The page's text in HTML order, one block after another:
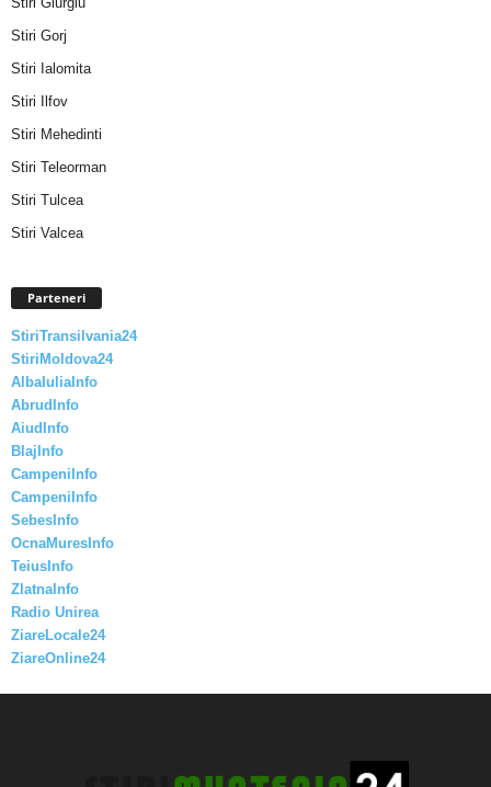
Stiri Gorj
Stiri Ialomita
Stiri Ilfov
Stiri Mehedinti
Stiri Teleorman
Stiri Tulcea
Stiri Valcea
Parteneri
StiriTransilvania24
StiriMoldova24
AlbaIuliaInfo
AbrudInfo
AiudInfo
BlajInfo
CampeniInfo
CampeniInfo
SebesInfo
OcnaMuresInfo
TeiusInfo
ZlatnaInfo
Radio Unirea
ZiareLocale24
ZiareOnline24